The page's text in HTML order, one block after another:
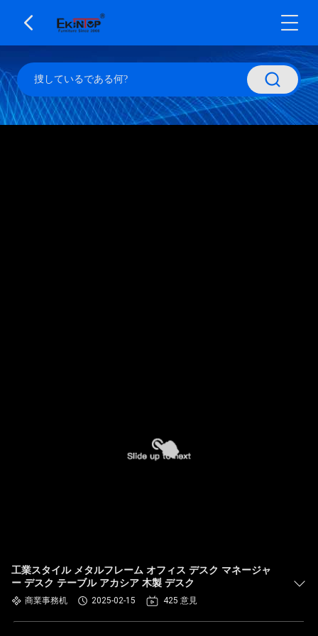
工業スタイル メタルフレーム オフィス デスク マネージャ
ー デスク テーブル アカシア 木製 デスク
商業事務机 2025-02-15 425 意見